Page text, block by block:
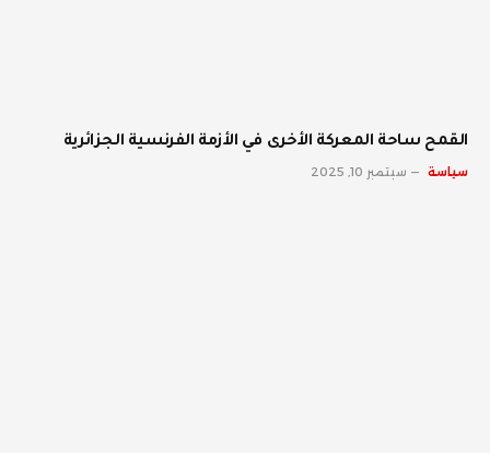
القمح ساحة المعركة الأخرى في الأزمة الفرنسية الجزائرية
سياسة سبتمبر 10, 2025